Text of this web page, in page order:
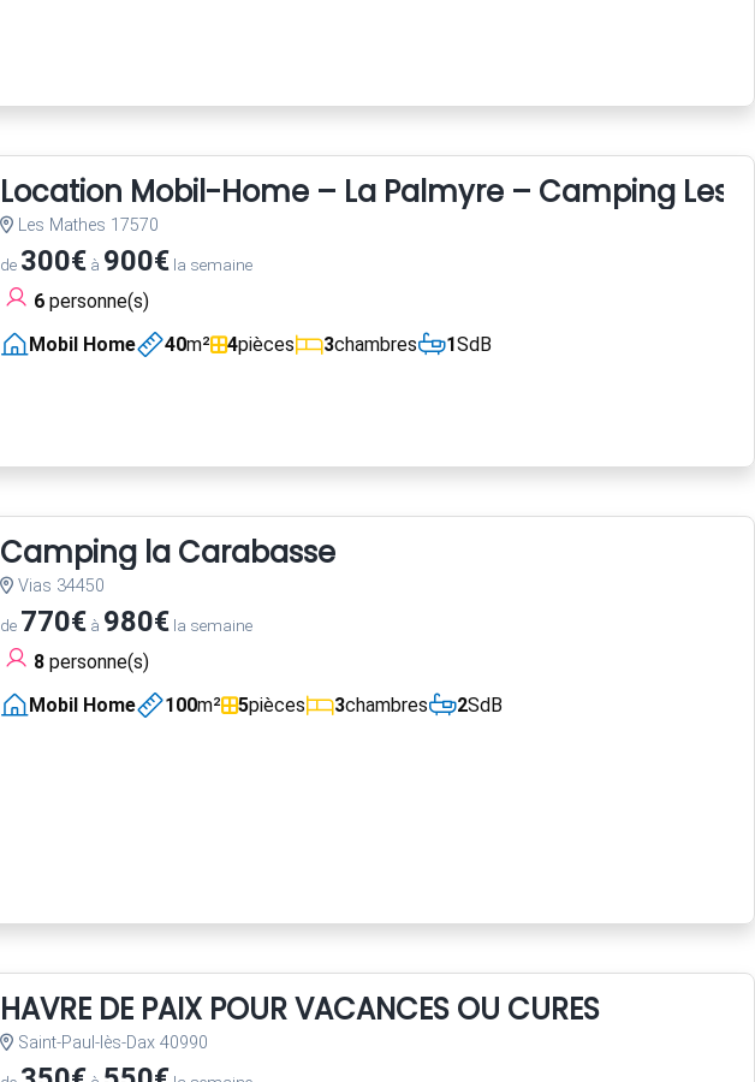
Location Mobil-Home – La Palmyre – Camping Les
Les Mathes 17570
de 300€à 900€la semaine
6personne(s)
Mobil Home
40m² 4pièces 3chambres 1SdB
Camping la Carabasse
Vias 34450
de 770€à 980€la semaine
8personne(s)
Mobil Home
100m² 5pièces 3chambres 2SdB
HAVRE DE PAIX POUR VACANCES OU CURES
Saint-Paul-lès-Dax 40990